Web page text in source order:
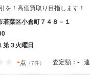
を！高価買取り目指します！
若葉区小倉町７４８－１
第３火曜日
-点 （7件） 査定額： -